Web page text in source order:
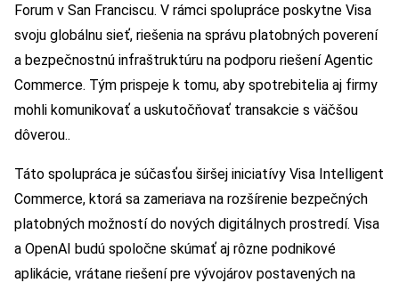
Forum v San Franciscu. V rámci spolupráce poskytne Visa
svoju globálnu sieť, riešenia na správu platobných poverení
a bezpečnostnú infraštruktúru na podporu riešení Agentic
Commerce. Tým prispeje k tomu, aby spotrebitelia aj firmy
mohli komunikovať a uskutočňovať transakcie s väčšou
dôverou..
Táto spolupráca je súčasťou širšej iniciatívy Visa Intelligent
Commerce, ktorá sa zameriava na rozšírenie bezpečných
platobných možností do nových digitálnych prostredí. Visa
a OpenAI budú spoločne skúmať aj rôzne podnikové
aplikácie, vrátane riešení pre vývojárov postavených na